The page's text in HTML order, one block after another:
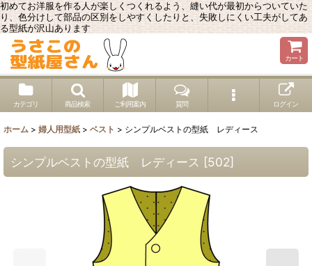
初めてお洋服を作る人が楽しくつくれるよう、縫い代が最初からついていた
り、色分けして部品の区別をしやすくしたりと、失敗しにくい工夫がしてあ
る型紙が沢山あります
カート
カテゴリ 商品検索 ご利用案内 質問 ログイン
ホーム > 婦人用型紙 > ベスト > シンプルベストの型紙 レディース
シンプルベストの型紙 レディース [502]